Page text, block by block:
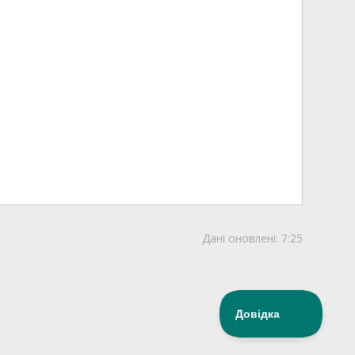
Дані оновлені: 7:25